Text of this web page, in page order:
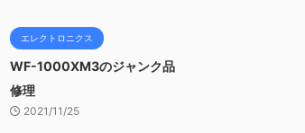
エレクトロニクス
WF-1000XM3のジャンク品
修理
2021/11/25